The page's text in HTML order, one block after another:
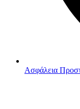
Ασφάλεια